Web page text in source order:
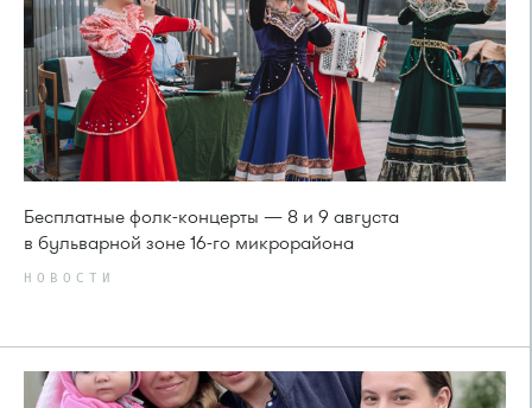
Бесплатные фолк-концерты — 8 и 9 августа
в бульварной зоне 16-го микрорайона
НОВОСТИ